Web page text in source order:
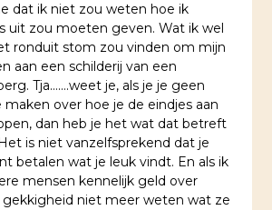
dat ik niet zou weten hoe ik
uit zou moeten geven. Wat ik wel
ronduit stom zou vinden om mijn
aan een schilderij van een
Tja…….weet je, als je je geen
over hoe je de eindjes aan
dan heb je het wat dat betreft
is niet vanzelfsprekend dat je
betalen wat je leuk vindt. En als ik
mensen kennelijk geld over
gekkigheid niet meer weten wat ze